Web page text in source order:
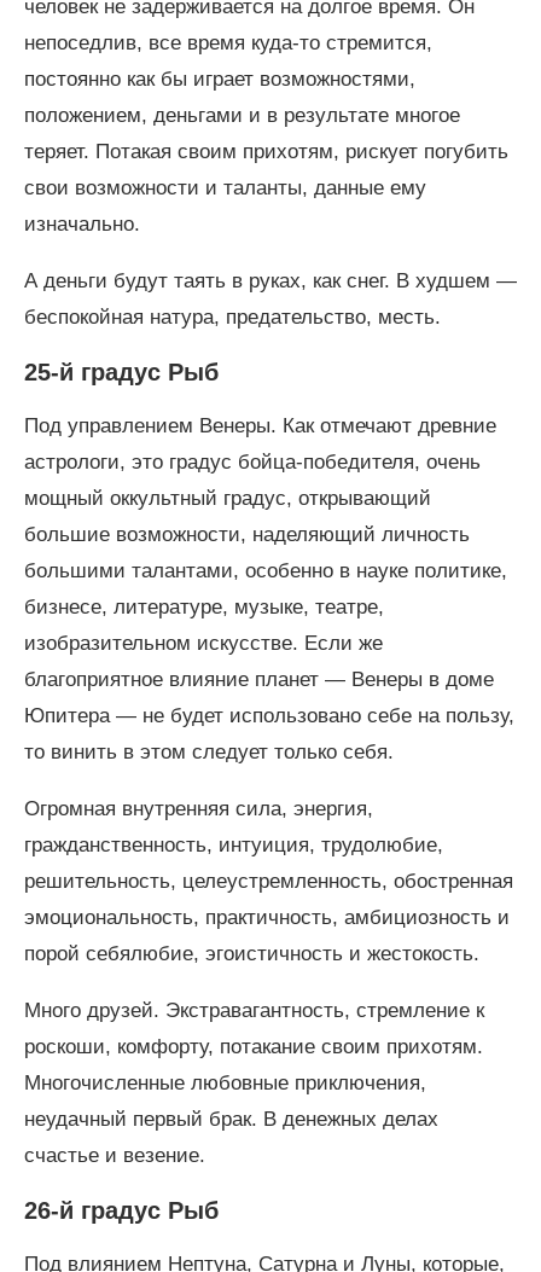
человек не задерживается на долгое время. Он
непоседлив, все время куда-то стремится,
постоянно как бы играет возможностями,
положением, деньгами и в результате многое
теряет. Потакая своим прихотям, рискует погубить
свои возможности и таланты, данные ему
изначально.
А деньги будут таять в руках, как снег. В худшем —
беспокойная натура, предательство, месть.
25-й градус Рыб
Под управлением Венеры. Как отмечают древние
астрологи, это градус бойца-победителя, очень
мощный оккультный градус, открывающий
большие возможности, наделяющий личность
большими талантами, особенно в науке политике,
бизнесе, литературе, музыке, театре,
изобразительном искусстве. Если же
благоприятное влияние планет — Венеры в доме
Юпитера — не будет использовано себе на пользу,
то винить в этом следует только себя.
Огромная внутренняя сила, энергия,
гражданственность, интуиция, трудолюбие,
решительность, целеустремленность, обостренная
эмоциональность, практичность, амбициозность и
порой себялюбие, эгоистичность и жестокость.
Много друзей. Экстравагантность, стремление к
роскоши, комфорту, потакание своим прихотям.
Многочисленные любовные приключения,
неудачный первый брак. В денежных делах
счастье и везение.
26-й градус Рыб
Под влиянием Нептуна, Сатурна и Луны, которые,